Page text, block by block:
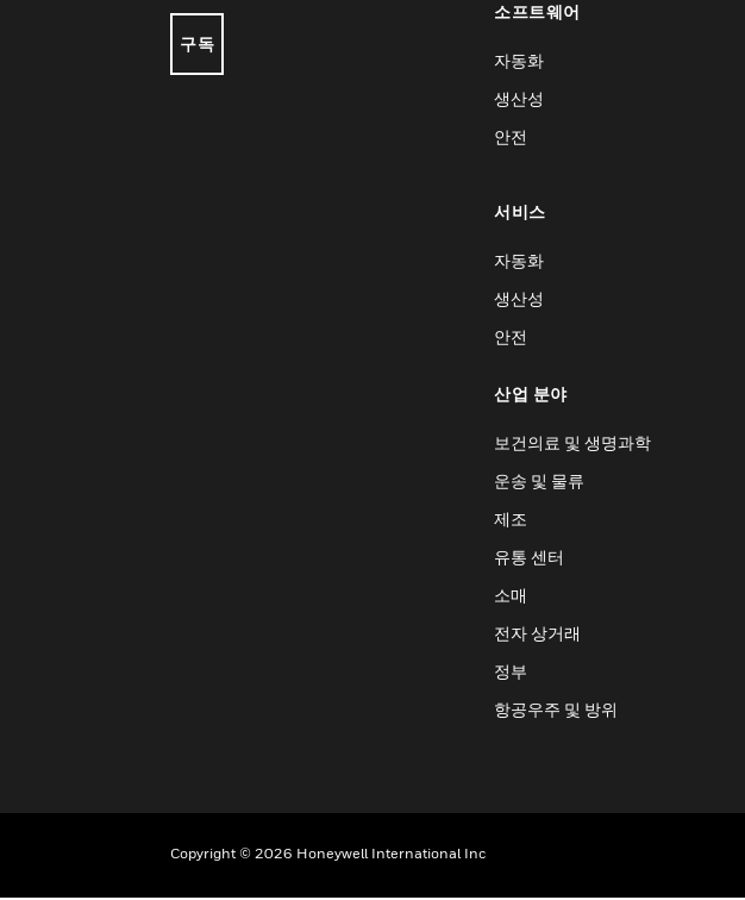
구독
소프트웨어
자동화
생산성
안전
서비스
자동화
생산성
안전
산업 분야
보건의료 및 생명과학
운송 및 물류
제조
유통 센터
소매
전자 상거래
정부
항공우주 및 방위
Copyright © 2026 Honeywell International Inc